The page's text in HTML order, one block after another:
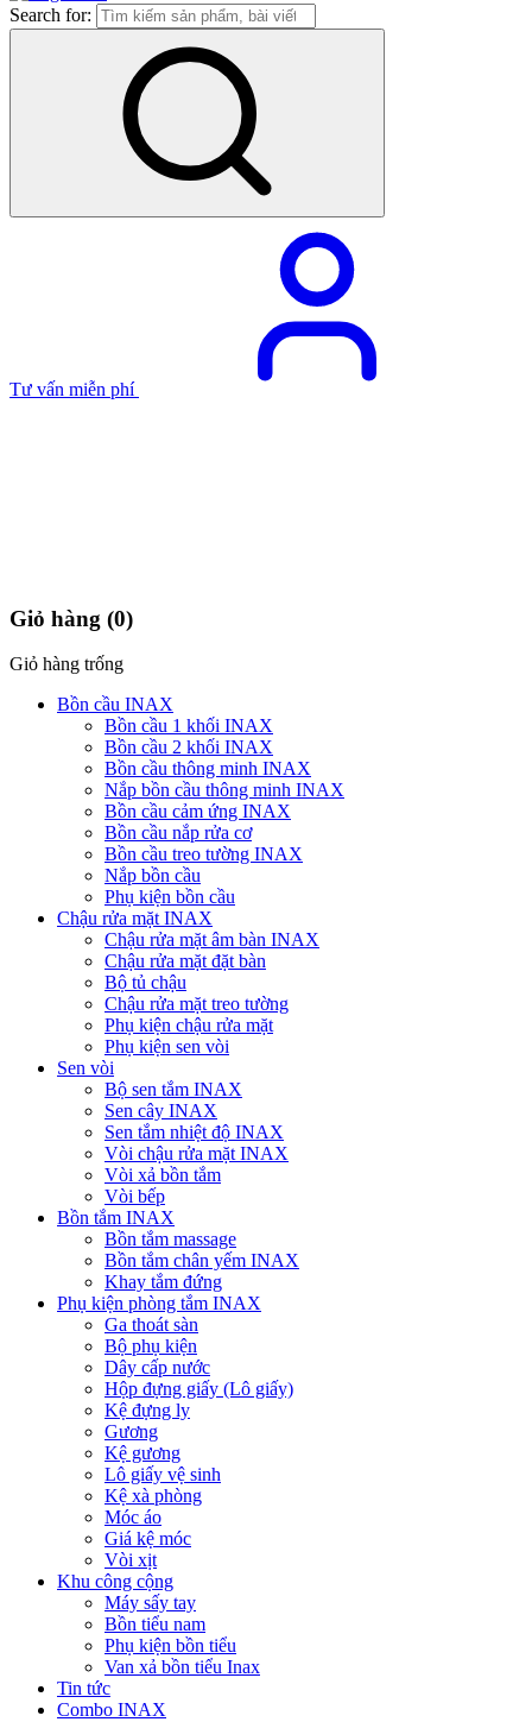
Search for:
Tư vấn miễn phí
Giỏ hàng (0)
Giỏ hàng trống
Bồn cầu INAX
Bồn cầu 1 khối INAX
Bồn cầu 2 khối INAX
Bồn cầu thông minh INAX
Nắp bồn cầu thông minh INAX
Bồn cầu cảm ứng INAX
Bồn cầu nắp rửa cơ
Bồn cầu treo tường INAX
Nắp bồn cầu
Phụ kiện bồn cầu
Chậu rửa mặt INAX
Chậu rửa mặt âm bàn INAX
Chậu rửa mặt đặt bàn
Bộ tủ chậu
Chậu rửa mặt treo tường
Phụ kiện chậu rửa mặt
Phụ kiện sen vòi
Sen vòi
Bộ sen tắm INAX
Sen cây INAX
Sen tắm nhiệt độ INAX
Vòi chậu rửa mặt INAX
Vòi xả bồn tắm
Vòi bếp
Bồn tắm INAX
Bồn tắm massage
Bồn tắm chân yếm INAX
Khay tắm đứng
Phụ kiện phòng tắm INAX
Ga thoát sàn
Bộ phụ kiện
Dây cấp nước
Hộp đựng giấy (Lô giấy)
Kệ đựng ly
Gương
Kệ gương
Lô giấy vệ sinh
Kệ xà phòng
Móc áo
Giá kệ móc
Vòi xịt
Khu công cộng
Máy sấy tay
Bồn tiểu nam
Phụ kiện bồn tiểu
Van xả bồn tiểu Inax
Tin tức
Combo INAX